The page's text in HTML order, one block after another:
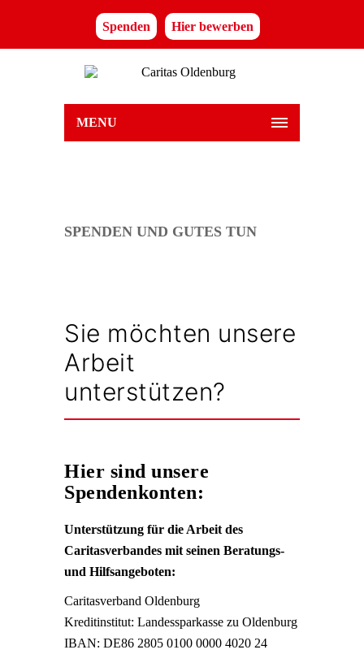
Spenden Hier bewerben
MENU
SPENDEN UND GUTES TUN
Sie möchten unsere
Arbeit
unterstützen?
Hier sind unsere
Spendenkonten:
Unterstützung für die Arbeit des
Caritasverbandes mit seinen Beratungs-
und Hilfsangeboten:
Caritasverband Oldenburg
Kreditinstitut: Landessparkasse zu Oldenburg
IBAN: DE86 2805 0100 0000 4020 24